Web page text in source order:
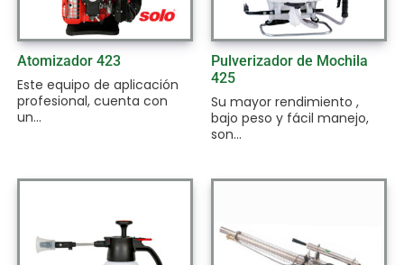
Atomizador 423
Este equipo de aplicación
profesional, cuenta con
un...
Pulverizador de Mochila
425
Su mayor rendimiento ,
bajo peso y fácil manejo,
son...